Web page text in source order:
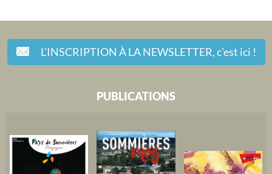
L'INSCRIPTION À LA NEWSLETTER,c'est ici !
PUBLICATIONS